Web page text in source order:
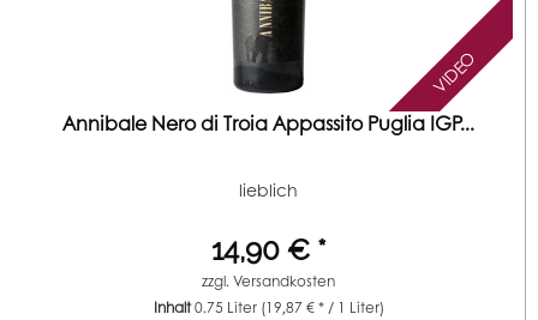
VIDEO
Annibale Nero di Troia Appassito Puglia IGP...
lieblich
14,90 € *
zzgl.Versandkosten
Inhalt0.75 Liter (19,87 € * / 1 Liter)